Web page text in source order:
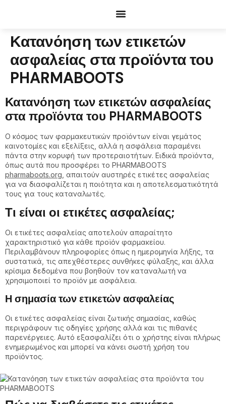
Κατανόηση των ετικετών
ασφαλείας στα προϊόντα του
PHARMABOOTS
Κατανόηση των ετικετών ασφαλείας
στα προϊόντα του PHARMABOOTS
Ο κόσμος των φαρμακευτικών προϊόντων είναι γεμάτος
καινοτομίες και εξελίξεις, αλλά η ασφάλεια παραμένει
πάντα στην κορυφή των προτεραιοτήτων. Ειδικά προϊόντα,
όπως αυτά που προσφέρει το PHARMABOOTS
pharmaboots.org , απαιτούν αυστηρές ετικέτες ασφαλείας
για να διασφαλίζεται η ποιότητα και η αποτελεσματικότητά
τους για τους καταναλωτές.
Τι είναι οι ετικέτες ασφαλείας;
Οι ετικέτες ασφαλείας αποτελούν απαραίτητο
χαρακτηριστικό για κάθε προϊόν φαρμακείου.
Περιλαμβάνουν πληροφορίες όπως η ημερομηνία λήξης, τα
συστατικά, τις απεχθέστερες συνθήκες φύλαξης, και άλλα
κρίσιμα δεδομένα που βοηθούν τον καταναλωτή να
χρησιμοποιεί το προϊόν με ασφάλεια.
Η σημασία των ετικετών ασφαλείας
Οι ετικέτες ασφαλείας είναι ζωτικής σημασίας, καθώς
περιγράφουν τις οδηγίες χρήσης αλλά και τις πιθανές
παρενέργειες. Αυτό εξασφαλίζει ότι ο χρήστης είναι πλήρως
ενημερωμένος και μπορεί να κάνει σωστή χρήση του
προϊόντος.